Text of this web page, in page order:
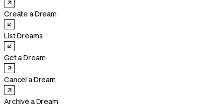
Create a Dream
List Dreams
Get a Dream
Cancel a Dream
Archive a Dream